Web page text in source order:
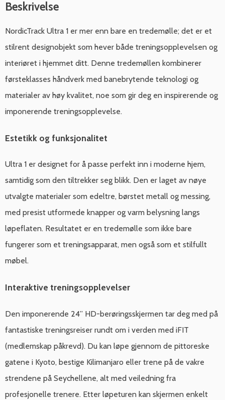
Beskrivelse
NordicTrack Ultra 1 er mer enn bare en tredemølle; det er et
stilrent designobjekt som hever både treningsopplevelsen og
interiøret i hjemmet ditt. Denne tredemøllen kombinerer
førsteklasses håndverk med banebrytende teknologi og
materialer av høy kvalitet, noe som gir deg en inspirerende og
imponerende treningsopplevelse.
Estetikk og funksjonalitet
Ultra 1 er designet for å passe perfekt inn i moderne hjem,
samtidig som den tiltrekker seg blikk. Den er laget av nøye
utvalgte materialer som edeltre, børstet metall og messing,
med presist utformede knapper og varm belysning langs
løpeflaten. Resultatet er en tredemølle som ikke bare
fungerer som et treningsapparat, men også som et stilfullt
møbel.
Interaktive treningsopplevelser
Den imponerende 24” HD-berøringsskjermen tar deg med på
fantastiske treningsreiser rundt om i verden med iFIT
(medlemskap påkrevd). Du kan løpe gjennom de pittoreske
gatene i Kyoto, bestige Kilimanjaro eller trene på de vakre
strendene på Seychellene, alt med veiledning fra
profesjonelle trenere. Etter løpeturen kan skjermen enkelt